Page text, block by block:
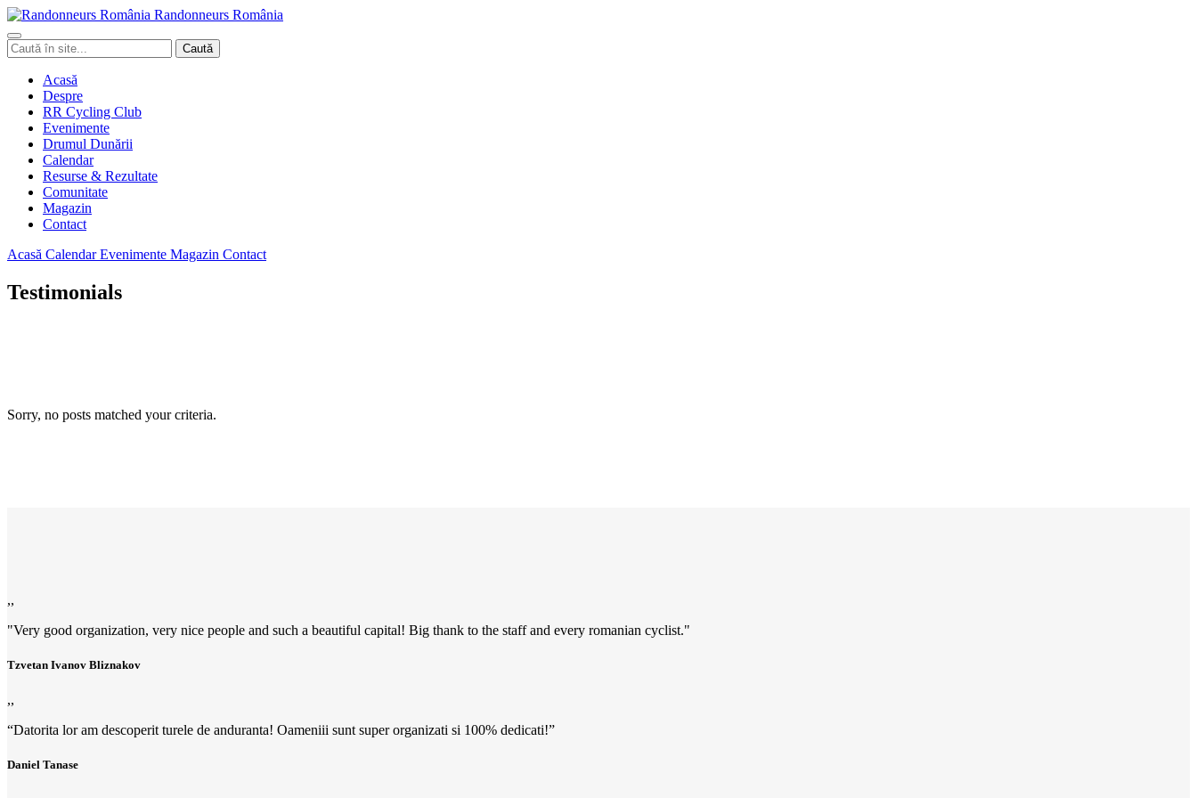
Randonneurs România
Caută
în
Caută
Acasă
Despre
RR Cycling Club
Evenimente
Drumul Dunării
Calendar
Resurse & Rezultate
Comunitate
Magazin
Contact
Acasă CalendarEvenimente Magazin Contact
Testimonials
Sorry, no posts matched your criteria.
,,
"Very good organization, very nice people and such a beautiful capital! Big thank to the staff and every romanian cyclist."
Tzvetan Ivanov Bliznakov
,,
“Datorita lor am descoperit turele de anduranta! Oameniii sunt super organizati si 100% dedicati!”
Daniel Tanase